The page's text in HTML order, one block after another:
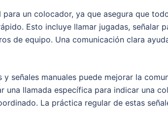
un colocador, ya que asegura que
Esto incluye llamar jugadas, señalar
de equipo. Una comunicación clara
señales manuales puede mejorar la
una llamada específica para indicar una
La práctica regular de estas